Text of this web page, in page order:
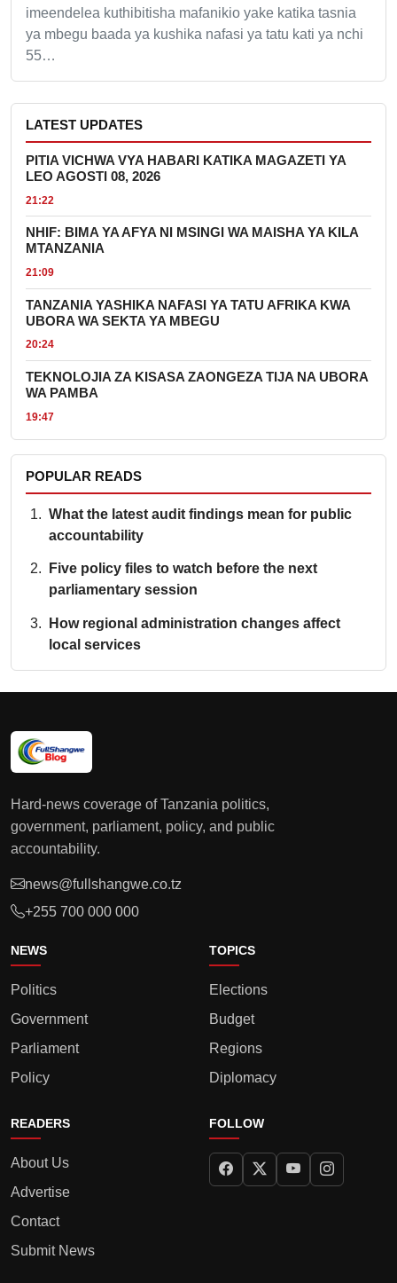
imeendelea kuthibitisha mafanikio yake katika tasnia
ya mbegu baada ya kushika nafasi ya tatu kati ya nchi
55…
LATEST UPDATES
PITIA VICHWA VYA HABARI KATIKA MAGAZETI YA
LEO AGOSTI 08, 2026
21:22
NHIF: BIMA YA AFYA NI MSINGI WA MAISHA YA KILA
MTANZANIA
21:09
TANZANIA YASHIKA NAFASI YA TATU AFRIKA KWA
UBORA WA SEKTA YA MBEGU
20:24
TEKNOLOJIA ZA KISASA ZAONGEZA TIJA NA UBORA
WA PAMBA
19:47
POPULAR READS
What the latest audit findings mean for public
accountability
Five policy files to watch before the next
parliamentary session
How regional administration changes affect
local services
Hard-news coverage of Tanzania politics,
government, parliament, policy, and public
accountability.
news@fullshangwe.co.tz
+255 700 000 000
NEWS
Politics
Government
Parliament
Policy
TOPICS
Elections
Budget
Regions
Diplomacy
READERS
About Us
Advertise
Contact
Submit News
FOLLOW